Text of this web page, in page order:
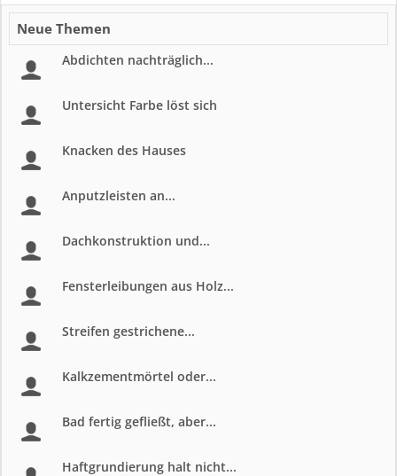
Neue Themen
Abdichten nachträglich...
Untersicht Farbe löst sich
Knacken des Hauses
Anputzleisten an...
Dachkonstruktion und...
Fensterleibungen aus Holz...
Streifen gestrichene...
Kalkzementmörtel oder...
Bad fertig gefließt, aber...
Haftgrundierung halt nicht...